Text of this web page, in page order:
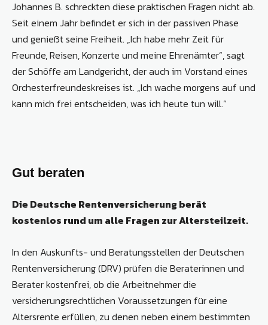
Johannes B. schreckten diese praktischen Fragen nicht ab.
Seit einem Jahr befindet er sich in der passiven Phase
und genießt seine Freiheit. „Ich habe mehr Zeit für
Freunde, Reisen, Konzerte und meine Ehrenämter“, sagt
der Schöffe am Landgericht, der auch im Vorstand eines
Orchesterfreundeskreises ist. „Ich wache morgens auf und
kann mich frei entscheiden, was ich heute tun will.“
Gut beraten
Die Deutsche Rentenversicherung berät
kostenlos rund um alle Fragen zur Altersteilzeit.
In den Auskunfts- und Beratungsstellen der Deutschen
Rentenversicherung (DRV) prüfen die Beraterinnen und
Berater kostenfrei, ob die Arbeitnehmer die
versicherungsrechtlichen Voraussetzungen für eine
Altersrente erfüllen, zu denen neben einem bestimmten